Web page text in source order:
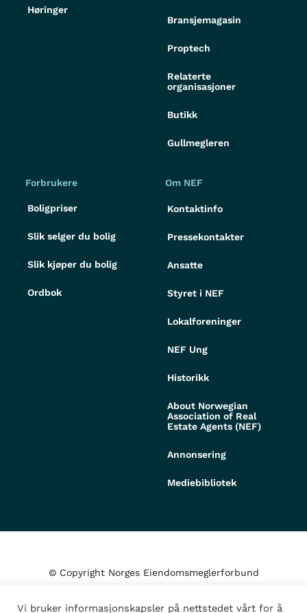
Høringer
Bransjemagasin
Proptech
Relaterte
organisasjoner
Butikk
Gullmegleren
Forbrukere
Boligpriser
Slik selger du bolig
Slik kjøper du bolig
Ordbok
Om NEF
Kontaktinfo
Pressekontakter
Ansatte
Styret i NEF
Lokalforeninger
NEF Ung
Historikk
About Norwegian
Association of Real
Estate Agents (NEF)
Annonsering
Mediebibliotek
© Copyright Norges Eiendomsmeglerforbund
Personvern og cookies
Vi bruker informasjonskapsler på nettstedet vårt for å